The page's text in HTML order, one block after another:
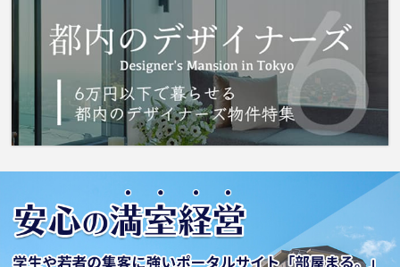
う。こだわりのある住まいを探している方、当
社にお任せしませんか？豊富な賃貸情報と地域
情報をご提供しておりますので、ご安心してい
ただけます。ご要望やご不明な点など、お気軽
にご連絡下さい。